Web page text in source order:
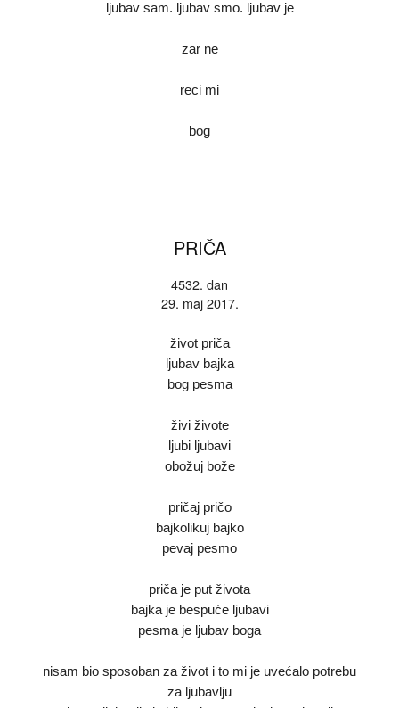
ljubav sam. ljubav smo. ljubav je
zar ne
reci mi
bog
PRIČA
4532. dan
29. maj 2017.
život priča
ljubav bajka
bog pesma
živi živote
ljubi ljubavi
obožuj bože
pričaj pričo
bajkolikuj bajko
pevaj pesmo
priča je put života
bajka je bespuće ljubavi
pesma je ljubav boga
nisam bio sposoban za život i to mi je uvećalo potrebu
za ljubavlju